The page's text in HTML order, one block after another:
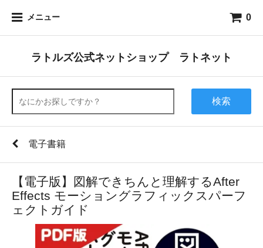
メニュー 0
ラトルズ公式ネットショップ ラトネット
検索
電子書籍
【電子版】図解できちんと理解するAfter
Effects モーショングラフィックスパーフ
ェクトガイド